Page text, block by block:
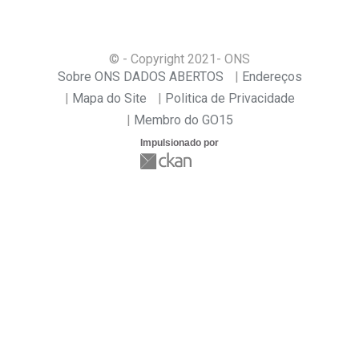
© - Copyright 2021 - ONS
Sobre ONS DADOS ABERTOS
Endereços
Mapa do Site
Politica de Privacidade
Membro do GO15
Impulsionado por